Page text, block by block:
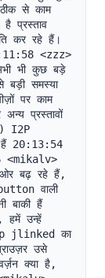
से काम
प्रस्ताव
कर रहे हैं।
<zzz>
भी कुछ बड़े
समस्या
पर काम
प्रस्तावों
I2P
हैं 20:13:54
<mikalv>
बढ़ रहे हैं,
वाली
बाकी हैं
उन्हें
jlinked का
उसे
क्या है,